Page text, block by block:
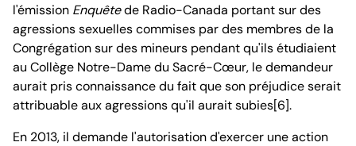
l'émission Enquêtede Radio-Canada portant sur des
agressions sexuelles commises par des membres de la
Congrégation sur des mineurs pendant qu'ils étudiaient
au Collège Notre-Dame du Sacré-Cœur, le demandeur
aurait pris connaissance du fait que son préjudice serait
attribuable aux agressions qu'il aurait subies[6].
En 2013, il demande l'autorisation d'exercer une action